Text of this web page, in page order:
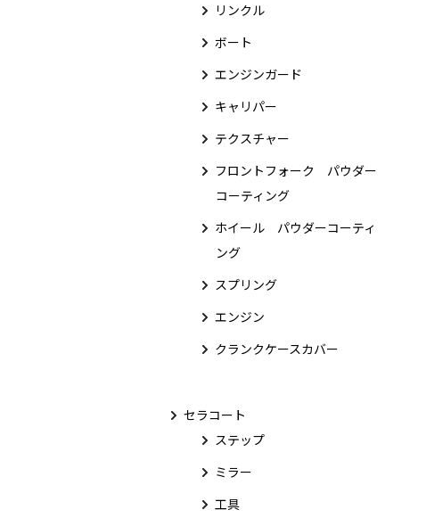
リンクル
ボート
エンジンガード
キャリパー
テクスチャー
フロントフォーク パウダー
コーティング
ホイール パウダーコーティ
ング
スプリング
エンジン
クランクケースカバー
セラコート
ステップ
ミラー
工具